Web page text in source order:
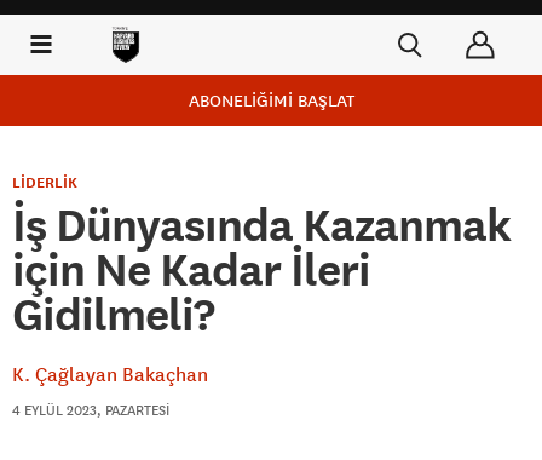
ABONELİĞİMİ BAŞLAT
LİDERLİK
İş Dünyasında Kazanmak
için Ne Kadar İleri
Gidilmeli?
K. Çağlayan Bakaçhan
4 EYLÜL 2023, PAZARTESI